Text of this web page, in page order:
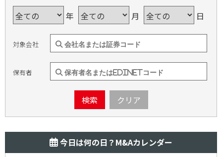
年 月 日
対象会社
保有者
検索 クリア
今日は何の日？M&Aカレンダー